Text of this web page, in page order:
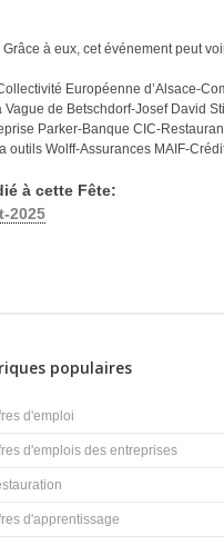
à eux, cet événement peut
Européenne d’Alsace-
de Betschdorf-Josef David
Parker-Banque CIC-
Wolff-Assurances MAIF-
à cette Fête:
2025
populaires
d'emploi
d'emplois des entreprises
d'apprentissage